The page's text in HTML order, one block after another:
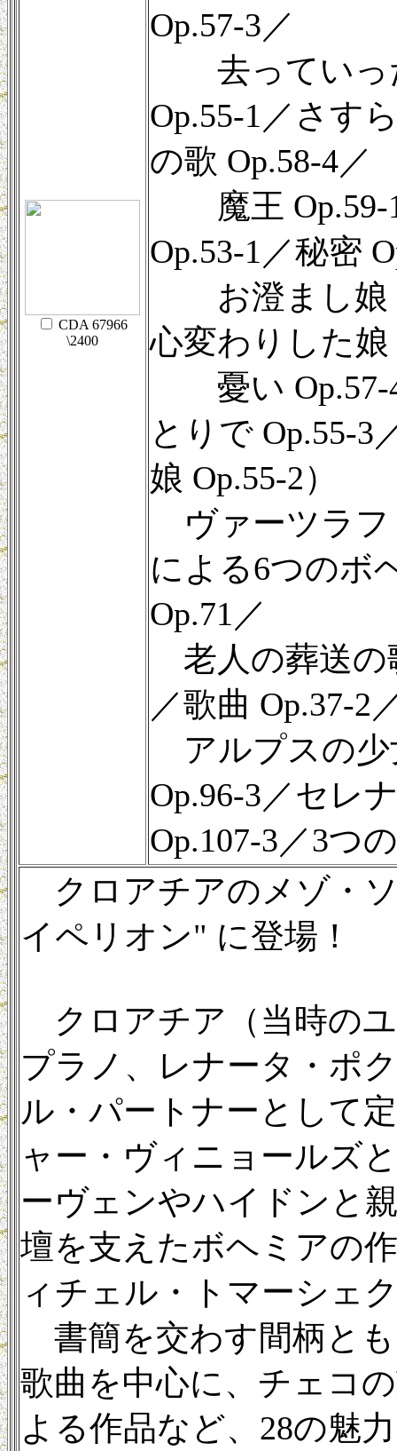
CDA 67966
\2400
Op.57-3／
去っていっ
Op.55-1／さす
の歌 Op.58-4／
魔王 Op.59-
Op.53-1／秘密
お澄まし娘
心変わりした娘
憂い Op.57-
とりで Op.55-3
娘 Op.55-2）
ヴァーツラフ
による6つのボ
Op.71／
老人の葬送の
／歌曲 Op.37-2
アルプスの少
Op.96-3／セレ
Op.107-3／3つ
クロアチアのメゾ・
イペリオン" に登場！
クロアチア（当時の
プラノ、レナータ・ポ
ル・パートナーとして
ャー・ヴィニョールズ
ーヴェンやハイドンと
壇を支えたボヘミアの
ィチェル・トマーシェ
書簡を交わす間柄と
歌曲を中心に、チェコ
よる作品など、28の魅